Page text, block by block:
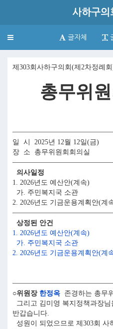
사하구의
Toggle
글자체
제303회사하구의회(제2차정례
총무위
일 시 2025년 12월 12일(금)
장 소 총무위원회회의실
의사일정
1. 2026년도 예산안(계속)
가. 주민복지국 소관
2. 2026년도 기금운용계획안(계
상정된 안건
1. 2026년도 예산안(계속)
가. 주민복지국 소관
2. 2026년도 기금운용계획안(계
○위원장 한정옥 존경하는 총무
그리고 김미영 복지정책과장
반갑습니다.
성원이 되었으므로 제303회 사